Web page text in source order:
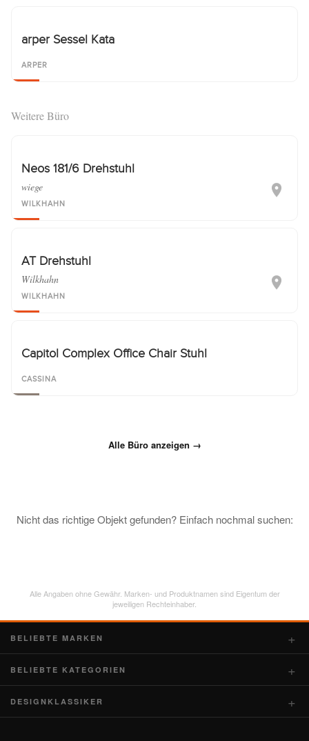
arper Sessel Kata
ARPER
Weitere Büro
Neos 181/6 Drehstuhl
wiege
WILKHAHN
AT Drehstuhl
Wilkhahn
WILKHAHN
Capitol Complex Office Chair Stuhl
CASSINA
Alle Büro anzeigen →
Nicht das richtige Objekt gefunden? Einfach nochmal suchen:
Alle Angaben ohne Gewähr. Marken- und Produktnamen sind Eigentum der
jeweiligen Rechteinhaber.
BELIEBTE MARKEN
BELIEBTE KATEGORIEN
DESIGNKLASSIKER